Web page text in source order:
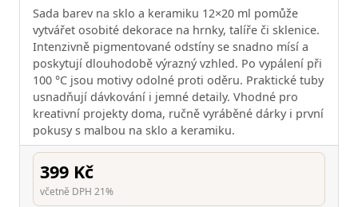
Sada barev na sklo a keramiku 12×20 ml pomůže
vytvářet osobité dekorace na hrnky, talíře či sklenice.
Intenzivně pigmentované odstíny se snadno mísí a
poskytují dlouhodobě výrazný vzhled. Po vypálení při
100 °C jsou motivy odolné proti oděru. Praktické tuby
usnadňují dávkování i jemné detaily. Vhodné pro
kreativní projekty doma, ručně vyráběné dárky i první
pokusy s malbou na sklo a keramiku.
399 Kč
včetně DPH 21%